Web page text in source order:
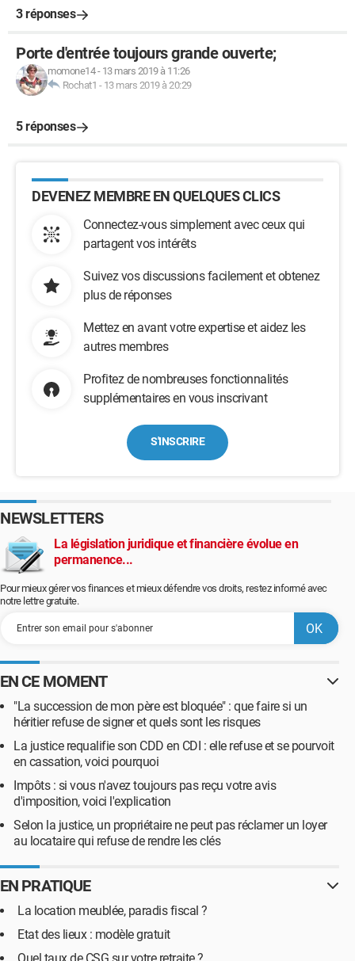
3 réponses
Porte d'entrée toujours grande ouverte;
momone14- 13 mars 2019 à 11:26
Rochat1 - 13 mars 2019 à 20:29
5 réponses
DEVENEZ MEMBRE EN QUELQUES CLICS
Connectez-vous simplement avec ceux qui
partagent vos intérêts
Suivez vos discussions facilement et obtenez
plus de réponses
Mettez en avant votre expertise et aidez les
autres membres
Profitez de nombreuses fonctionnalités
supplémentaires en vous inscrivant
S'INSCRIRE
NEWSLETTERS
La législation juridique et financière évolue en
permanence...
Pour mieux gérer vos finances et mieux défendre vos droits, restez informé avec
notre lettre gratuite.
EN CE MOMENT
"La succession de mon père est bloquée" : que faire si un
héritier refuse de signer et quels sont les risques
La justice requalifie son CDD en CDI : elle refuse et se pourvoit
en cassation, voici pourquoi
Impôts : si vous n'avez toujours pas reçu votre avis
d'imposition, voici l'explication
Selon la justice, un propriétaire ne peut pas réclamer un loyer
au locataire qui refuse de rendre les clés
EN PRATIQUE
La location meublée, paradis fiscal ?
Etat des lieux : modèle gratuit